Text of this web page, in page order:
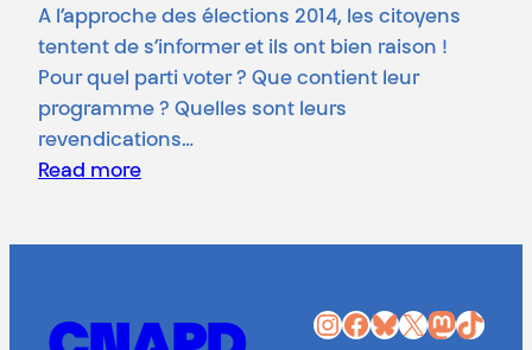
A l’approche des élections 2014, les citoyens
tentent de s’informer et ils ont bien raison !
Pour quel parti voter ? Que contient leur
programme ? Quelles sont leurs
revendications…
Read more
InstagramFacebook Bluesky X Mastodon TikTok